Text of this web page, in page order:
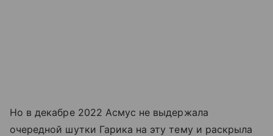
Но в декабре 2022 Асмус не выдержала
очередной шутки Гарика на эту тему и раскрыла